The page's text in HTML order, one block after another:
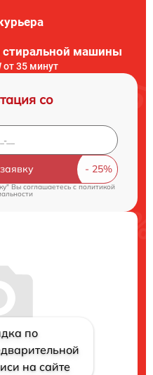
стиральной машины
от 35 минут
со
Вы соглашаетесь cполитикой
по
на сайте